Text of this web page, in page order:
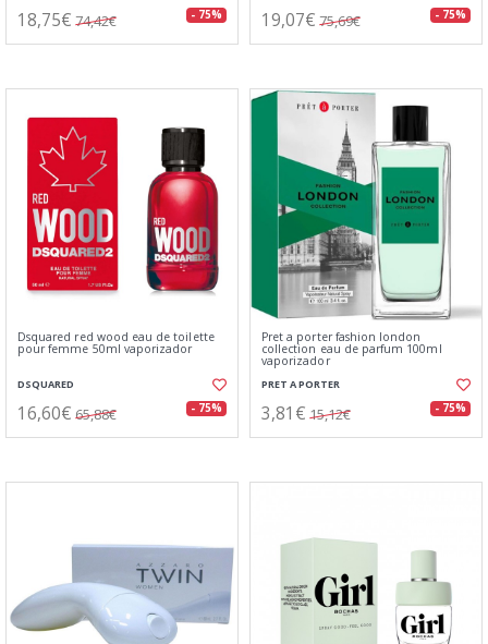
18,75€ 74,42€ - 75% 19,07€ 75,69€ - 75%
Dsquared red wood eau de toilette
pour femme 50ml vaporizador
DSQUARED
16,60€ 65,88€ - 75%
Pret a porter fashion london
collection eau de parfum 100ml
vaporizador
PRET A PORTER
3,81€ 15,12€ - 75%